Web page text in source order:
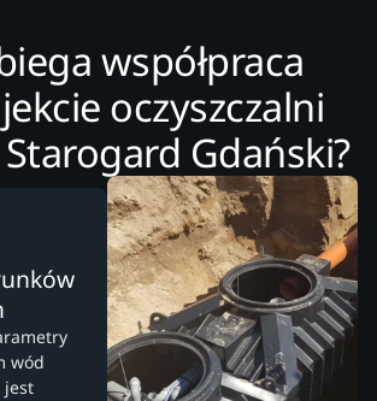
współpraca
oczyszczalni
Gdański?
wód
jest